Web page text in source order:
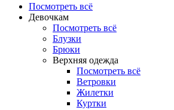
Посмотреть всё
Девочкам
Посмотреть всё
Блузки
Брюки
Верхняя одежда
Посмотреть всё
Ветровки
Жилетки
Куртки